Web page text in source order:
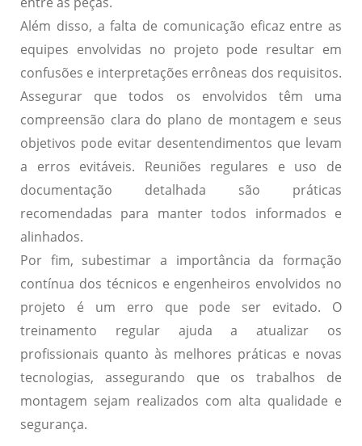
Além disso, a falta de comunicação eficaz entre as
equipes envolvidas no projeto pode resultar em
confusões e interpretações errôneas dos requisitos.
Assegurar que todos os envolvidos têm uma
compreensão clara do plano de montagem e seus
objetivos pode evitar desentendimentos que levam
a erros evitáveis. Reuniões regulares e uso de
documentação detalhada são práticas
recomendadas para manter todos informados e
alinhados.
Por fim, subestimar a importância da formação
contínua dos técnicos e engenheiros envolvidos no
projeto é um erro que pode ser evitado. O
treinamento regular ajuda a atualizar os
profissionais quanto às melhores práticas e novas
tecnologias, assegurando que os trabalhos de
montagem sejam realizados com alta qualidade e
segurança.